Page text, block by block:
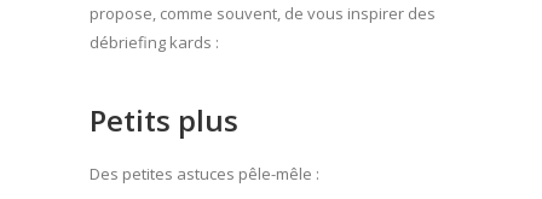
propose, comme souvent, de vous inspirer des
débriefing kards :
Petits plus
Des petites astuces pêle-mêle :